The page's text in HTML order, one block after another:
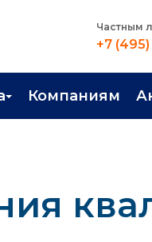
Частным
+7
Компаниям